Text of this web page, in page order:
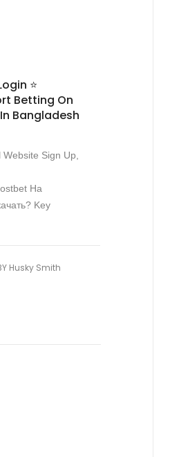
⭐️
Betting On
Bangladesh
Sign Up,
На
Key
Husky Smith